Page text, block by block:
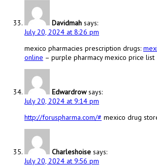
Davidmah says:
July 20, 2024 at 8:26 pm
mexico pharmacies prescription drugs:
online – purple pharmacy mexico price list
Edwardrow says:
July 20, 2024 at 9:14 pm
http://foruspharma.com/# mexico drug
Charleshoise says:
July 20, 2024 at 9:56 pm